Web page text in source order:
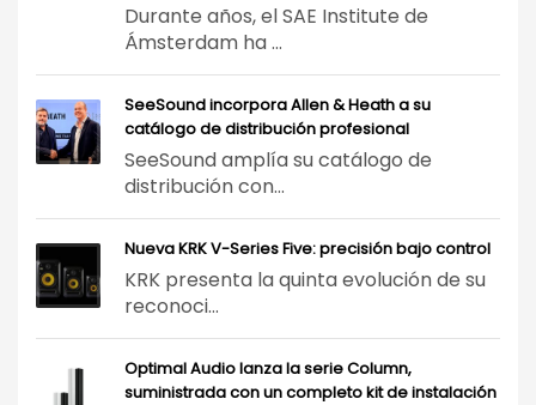
Durante años, el SAE Institute de
Ámsterdam ha ...
SeeSound incorpora Allen & Heath a su
catálogo de distribución profesional
SeeSound amplía su catálogo de
distribución con...
Nueva KRK V-Series Five: precisión bajo control
KRK presenta la quinta evolución de su
reconoci...
Optimal Audio lanza la serie Column,
suministrada con un completo kit de instalación